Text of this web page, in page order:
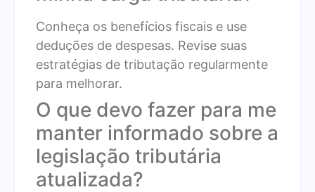
Conheça os benefícios fiscais e use
deduções de despesas. Revise suas
estratégias de tributação regularmente
para melhorar.
O que devo fazer para me
manter informado sobre a
legislação tributária
atualizada?